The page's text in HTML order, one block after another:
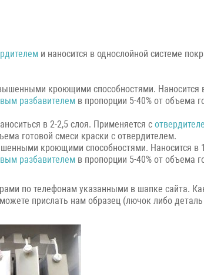
и наносится в однослойной системе
кроющими способностями. Наносится
разбавителем в пропорции 5-40% от объема
в 2-2,5 слоя. Применяется с
готовой смеси краски с отвердителем.
кроющими способностями. Наносится в
разбавителем в пропорции 5-40% от объема
по телефонам указанными в шапке сайта.
прислать нам образец (лючок либо